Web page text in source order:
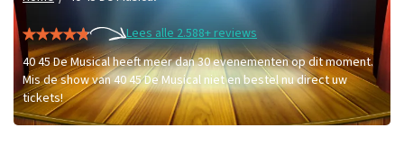
Lees alle 2.588+ reviews
40 45 De Musical heeft meer dan 30 evenementen op dit moment.
Mis de show van 40 45 De Musical niet en bestel nu direct uw
tickets!